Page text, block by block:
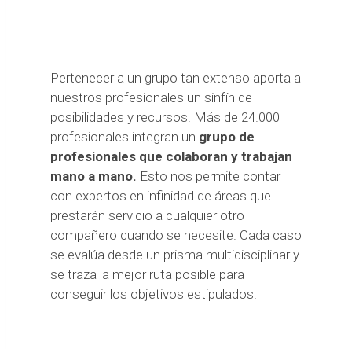
Pertenecer a un grupo tan extenso aporta a
nuestros profesionales un sinfín de
posibilidades y recursos. Más de 24.000
profesionales integran un grupo de
profesionales que colaboran y trabajan
mano a mano. Esto nos permite contar
con expertos en infinidad de áreas que
prestarán servicio a cualquier otro
compañero cuando se necesite. Cada caso
se evalúa desde un prisma multidisciplinar y
se traza la mejor ruta posible para
conseguir los objetivos estipulados.